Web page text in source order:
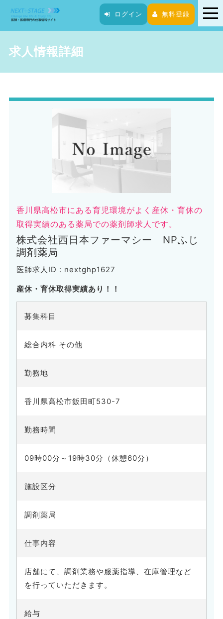
ログイン 無料登録
求人情報詳細
香川県高松市にある育児環境がよく産休・育休の
取得実績のある薬局での薬剤師求人です。
株式会社西日本ファーマシー NPふじ
調剤薬局
医師求人ID : nextghp1627
産休・育休取得実績あり！！
募集科目
総合内科 その他
勤務地
香川県高松市飯田町530-7
勤務時間
09時00分～19時30分（休憩60分）
施設区分
調剤薬局
仕事内容
店舗にて、調剤業務や服薬指導、在庫管理など
を行っていただきます。
給与